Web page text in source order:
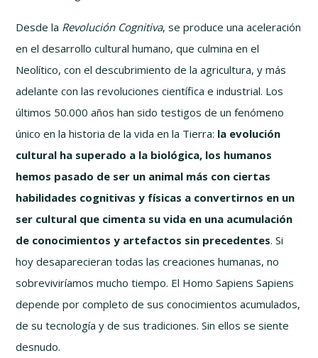
Desde la Revolución Cognitiva, se produce una aceleración
en el desarrollo cultural humano, que culmina en el
Neolítico, con el descubrimiento de la agricultura, y más
adelante con las revoluciones científica e industrial. Los
últimos 50.000 años han sido testigos de un fenómeno
único en la historia de la vida en la Tierra: la evolución
cultural ha superado a la biológica, los humanos
hemos pasado de ser un animal más con ciertas
habilidades cognitivas y físicas a convertirnos en un
ser cultural que cimenta su vida en una acumulación
de conocimientos y artefactos sin precedentes. Si
hoy desaparecieran todas las creaciones humanas, no
sobreviviríamos mucho tiempo. El Homo Sapiens Sapiens
depende por completo de sus conocimientos acumulados,
de su tecnología y de sus tradiciones. Sin ellos se siente
desnudo.